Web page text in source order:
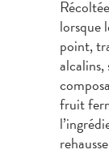
lorsque
point,
alcalins,
fruit